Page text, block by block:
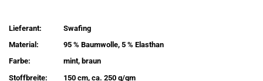
Lieferant:
Swafing
Material:
95 % Baumwolle, 5 % Elasthan
Farbe:
mint, braun
Stoffbreite:
150 cm, ca. 250 g/qm